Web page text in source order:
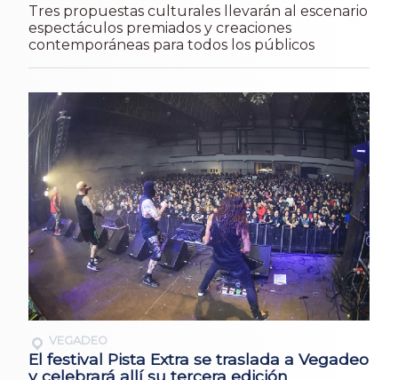
Tres propuestas culturales llevarán al escenario
espectáculos premiados y creaciones
contemporáneas para todos los públicos
VEGADEO
El festival Pista Extra se traslada a Vegadeo
y celebrará allí su tercera edición